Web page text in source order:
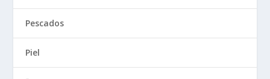
Pescados
Piel